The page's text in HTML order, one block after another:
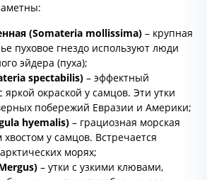
(Somateria mollissima) – крупная
пуховое гнездо используют люди
эйдера (пуха);
spectabilis) – эффектный
окраской у самцов. Эти утки
побережий Евразии и Америки;
hyemalis) – грациозная морская
у самцов. Встречается
морях;
– утки с узкими клювами,